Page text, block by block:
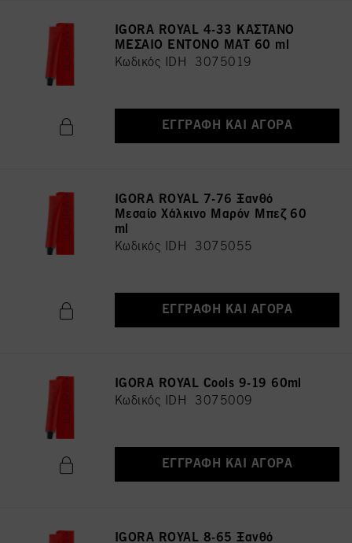
IGORA ROYAL 4-33 ΚΑΣΤΑΝΟ
ΜΕΣΑΙΟ ΕΝΤΟΝΟ ΜΑΤ 60 ml
Κωδικός IDH 3075019
ΕΓΓΡΑΦΉ ΚΑΙ ΑΓΟΡΆ
IGORA ROYAL 7-76 Ξανθό
Μεσαίο Χάλκινο Μαρόν Μπεζ 60
ml
Κωδικός IDH 3075055
ΕΓΓΡΑΦΉ ΚΑΙ ΑΓΟΡΆ
IGORA ROYAL Cools 9-19 60ml
Κωδικός IDH 3075009
ΕΓΓΡΑΦΉ ΚΑΙ ΑΓΟΡΆ
IGORA ROYAL 8-65 Ξανθό